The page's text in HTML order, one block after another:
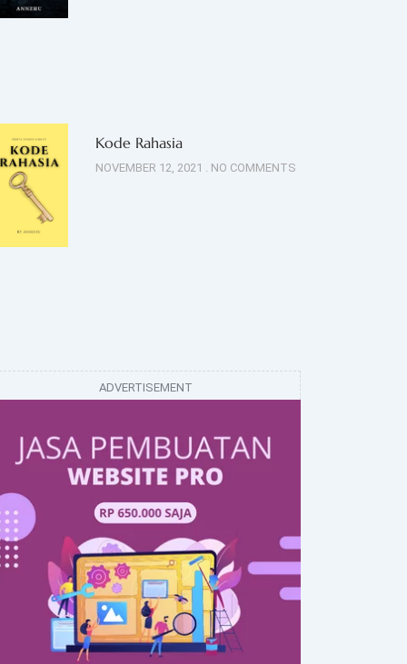
Kode Rahasia
NOVEMBER 12, 2021 NO COMMENTS
ADVERTISEMENT